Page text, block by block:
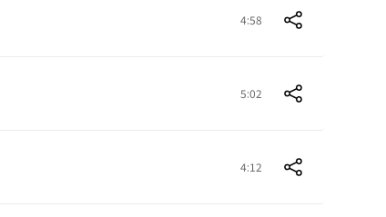
4:58
5:02
4:12